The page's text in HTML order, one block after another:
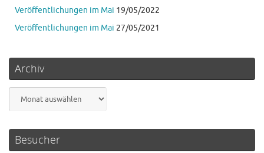
Veröffentlichungen im Mai 19/05/2022
Veröffentlichungen im Mai 27/05/2021
Archiv
Besucher